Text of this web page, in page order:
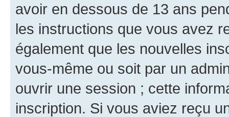
avoir en dessous de 13 ans
les instructions que vous avez
également que les nouvelles
vous-même ou soit par un
ouvrir une session ; cette
inscription. Si vous aviez reçu